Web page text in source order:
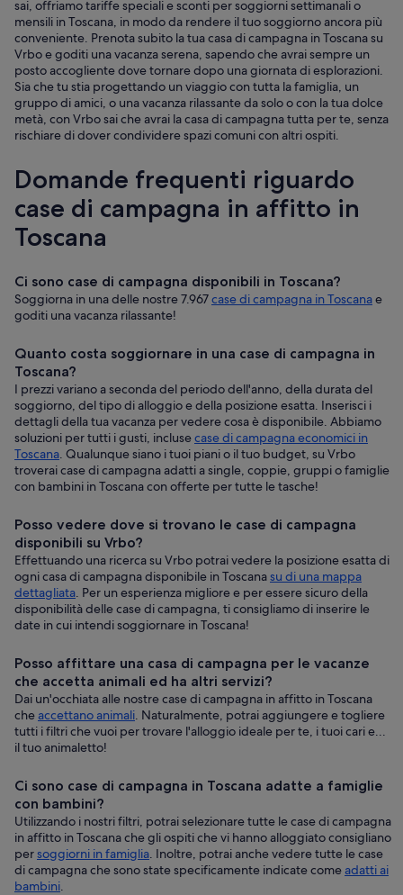
sai, offriamo tariffe speciali e sconti per soggiorni settimanali o
mensili in Toscana, in modo da rendere il tuo soggiorno ancora più
conveniente. Prenota subito la tua casa di campagna in Toscana su
Vrbo e goditi una vacanza serena, sapendo che avrai sempre un
posto accogliente dove tornare dopo una giornata di esplorazioni.
Sia che tu stia progettando un viaggio con tutta la famiglia, un
gruppo di amici, o una vacanza rilassante da solo o con la tua dolce
metà, con Vrbo sai che avrai la casa di campagna tutta per te, senza
rischiare di dover condividere spazi comuni con altri ospiti.
Domande frequenti riguardo
case di campagna in affitto in
Toscana
Ci sono case di campagna disponibili in Toscana?
Soggiorna in una delle nostre 7.967case di campagna in Toscanae
goditi una vacanza rilassante!
Quanto costa soggiornare in una case di campagna in
Toscana?
I prezzi variano a seconda del periodo dell'anno, della durata del
soggiorno, del tipo di alloggio e della posizione esatta. Inserisci i
dettagli della tua vacanza per vedere cosa è disponibile. Abbiamo
soluzioni per tutti i gusti, inclusecase di campagna economici in
Toscana. Qualunque siano i tuoi piani o il tuo budget, su Vrbo
troverai case di campagna adatti a single, coppie, gruppi o famiglie
con bambini in Toscana con offerte per tutte le tasche!
Posso vedere dove si trovano le case di campagna
disponibili su Vrbo?
Effettuando una ricerca su Vrbo potrai vedere la posizione esatta di
ogni casa di campagna disponibile in Toscanasu di una mappa
dettagliata. Per un esperienza migliore e per essere sicuro della
disponibilità delle case di campagna, ti consigliamo di inserire le
date in cui intendi soggiornare in Toscana!
Posso affittare una casa di campagna per le vacanze
che accetta animali ed ha altri servizi?
Dai un'occhiata alle nostre case di campagna in affitto in Toscana
che accettano animali. Naturalmente, potrai aggiungere e togliere
tutti i filtri che vuoi per trovare l'alloggio ideale per te, i tuoi cari e...
il tuo animaletto!
Ci sono case di campagna in Toscana adatte a famiglie
con bambini?
Utilizzando i nostri filtri, potrai selezionare tutte le case di campagna
in affitto in Toscana che gli ospiti che vi hanno alloggiato consigliano
persoggiorni in famiglia. Inoltre, potrai anche vedere tutte le case
di campagna che sono state specificamente indicate come adatti ai
bambini.